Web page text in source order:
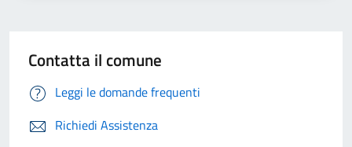
Contatta il comune
Leggi le domande frequenti
Richiedi Assistenza